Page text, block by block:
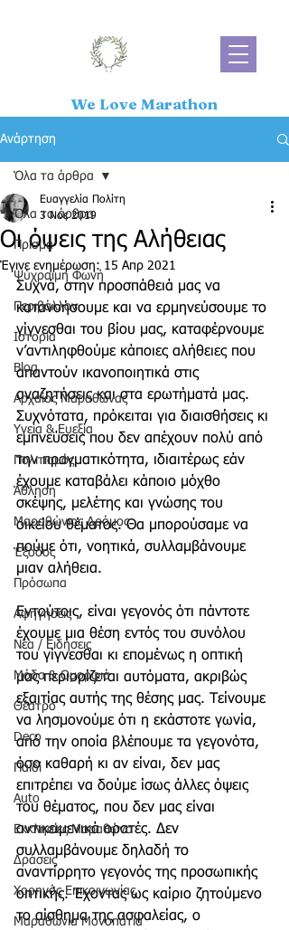
We Love Marathon
Ανάρτηση
Όλα τα άρθρα
Πρίσμα
Ψύχραιμη Φωνή
Περιβάλλον
Ιστορία
Blog
Αρχαίος Μαραθώνας
Υγεία & Ευεξία
Πολιτισμός
Άθληση
Μαραθώνιος Δρόμος
Έξοδος
Πρόσωπα
Αφηγήσεις
Νέα / Ειδήσεις
Μόδα & Ομορφιά
Θέατρο
Deco
Παιδί
Auto
Εκκλησίες Μαραθώνα
Δράσεις
Χορηγός Επικοινωνίας
Μαραθώνια Μονοπάτια
Όλα τα άρθρα
Οι όψεις της Αλήθειας
Ευαγγελία Πολίτη
3 Νοε 2019
Έγινε ενημέρωση: 15 Απρ 2021
Συχνά, στην προσπάθειά μας να
κατανοήσουμε και να ερμηνεύσουμε το
γίγνεσθαι του βίου μας, καταφέρνουμε
ν’αντιληφθούμε κάποιες αλήθειες που
απαντούν ικανοποιητικά στις
αναζητήσεις και στα ερωτήματά μας.
Συχνότατα, πρόκειται για διαισθήσεις κι
εμπνεύσεις που δεν απέχουν πολύ από
την πραγματικότητα, ιδιαιτέρως εάν
έχουμε καταβάλει κάποιο μόχθο
σκέψης, μελέτης και γνώσης του
οικείου θέματος. Θα μπορούσαμε να
πούμε ότι, νοητικά, συλλαμβάνουμε
μιαν αλήθεια.
Εντούτοις, είναι γεγονός ότι πάντοτε
έχουμε μια θέση εντός του συνόλου
του γίγνεσθαι κι επομένως η οπτική
μας περιορίζεται αυτόματα, ακριβώς
εξαιτίας αυτής της θέσης μας. Τείνουμε
να λησμονούμε ότι η εκάστοτε γωνία,
από την οποία βλέπουμε τα γεγονότα,
όσο καθαρή κι αν είναι, δεν μας
επιτρέπει να δούμε ίσως άλλες όψεις
του θέματος, που δεν μας είναι
αντικειμενικά ορατές. Δεν
συλλαμβάνουμε δηλαδή το
αναντίρρητο γεγονός της προσωπικής
οπτικής. Έχοντας ως καίριο ζητούμενο
το αίσθημα της ασφαλείας, ο